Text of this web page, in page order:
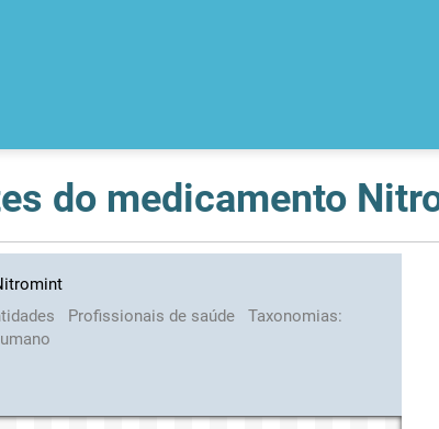
do medicamento
Profissionais de saúde
Taxonomias: